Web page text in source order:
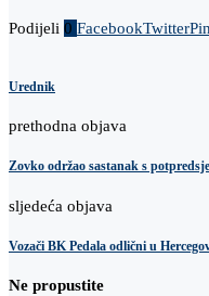
Podijeli 0 FacebookTwitter
Urednik
prethodna objava
Zovko održao sastanak s
sljedeća objava
Vozači BK Pedala odlični u
Ne propustite